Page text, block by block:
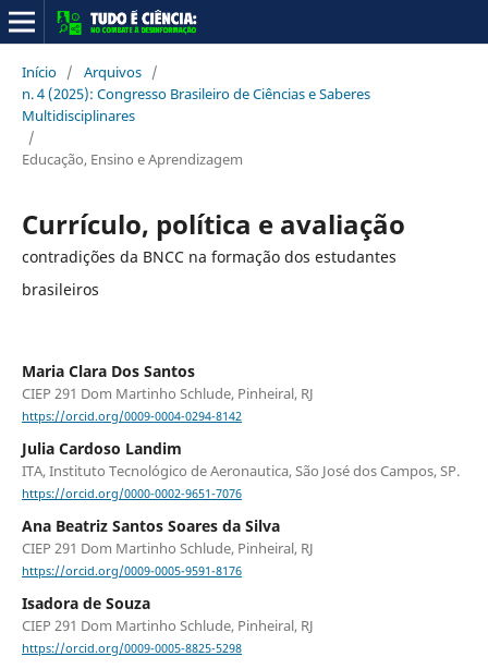
Início / Arquivos /
n. 4 (2025): Congresso Brasileiro de Ciências e Saberes
Multidisciplinares
/
Educação, Ensino e Aprendizagem
Currículo, política e avaliação
contradições da BNCC na formação dos estudantes
brasileiros
Maria Clara Dos Santos
CIEP 291 Dom Martinho Schlude, Pinheiral, RJ
https://orcid.org/0009-0004-0294-8142
Julia Cardoso Landim
ITA, Instituto Tecnológico de Aeronautica, São José dos Campos, SP.
https://orcid.org/0000-0002-9651-7076
Ana Beatriz Santos Soares da Silva
CIEP 291 Dom Martinho Schlude, Pinheiral, RJ
https://orcid.org/0009-0005-9591-8176
Isadora de Souza
CIEP 291 Dom Martinho Schlude, Pinheiral, RJ
https://orcid.org/0009-0005-8825-5298